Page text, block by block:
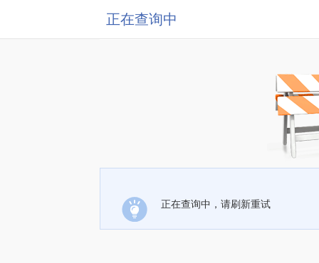
正在查询中
正在查询中，请刷新重试